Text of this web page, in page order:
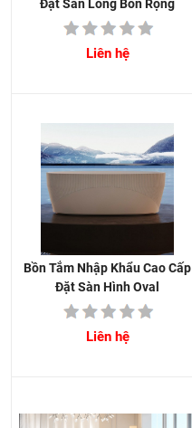
Đặt Sàn Lòng Bồn Rộng
Liên hệ
Bồn Tắm Nhập Khẩu Cao Cấp
Đặt Sàn Hình Oval
Liên hệ